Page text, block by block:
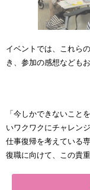
イベントでは、これら
き、参加の感想なども
「今しかできないこと
いワクワクにチャレン
仕事復帰を考えている
復職に向けて、この貴